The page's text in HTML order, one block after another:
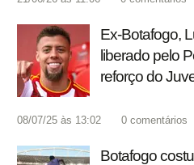
Ex-Botafogo,
liberado pelo
reforço do
08/07/25 às 13:02 0 comentários
Botafogo